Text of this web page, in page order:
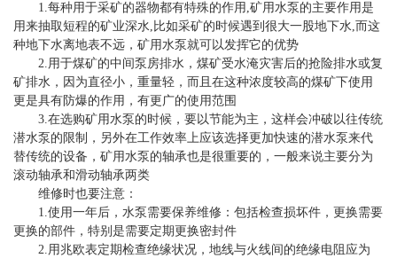
1.每种用于采矿的器物都有特殊的作用,矿用水泵的主要作用是
用来抽取短程的矿业深水,比如采矿的时候遇到很大一股地下水,而这
种地下水离地表不远，矿用水泵就可以发挥它的优势
2.用于煤矿的中间泵房排水，煤矿受水淹灾害后的抢险排水或复
矿排水，因为直径小，重量轻，而且在这种浓度较高的煤矿下使用
更是具有防爆的作用，有更广的使用范围
3.在选购矿用水泵的时候，要以节能为主，这样会冲破以往传统
潜水泵的限制，另外在工作效率上应该选择更加快速的潜水泵来代
替传统的设备，矿用水泵的轴承也是很重要的，一般来说主要分为
滚动轴承和滑动轴承两类
维修时也要注意：
1.使用一年后，水泵需要保养维修：包括检查损坏件，更换需要
更换的部件，特别是需要定期更换密封件
2.用兆欧表定期检查绝缘状况，地线与火线间的绝缘电阻应为